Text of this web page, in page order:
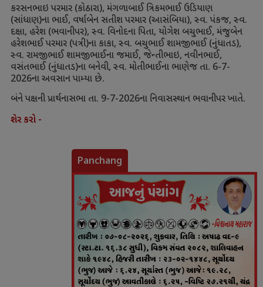
કરસનભાઇ પરમાર (કોઠારા), મંગળાબાઈ ત્રિકમભાઈ ઉડિયાણ
(સાંધાણ)ના ભાઈ, વર્ષાબેન સતીશ પરમાર (આસંબિયા), સ્વ. પંકજ, સ્વ.
દક્ષા, હરેશ (ભવાનીપર), સ્વ. વિનોદના પિતા, યોગેશ બચુભાઈ, મંજુબેન
હરેશભાઈ પરમાર (પત્રી)ના કાકા, સ્વ. બચુભાઈ શામજીભાઈ (નુંધાતડ),
સ્વ. રામજીભાઈ શામજીભાઈના જમાઈ, જેન્તીભાઇ, નવીનભાઈ,
વસંતભાઈ (નુંધાતડ)ના બનેવી, સ્વ. મોતીભાઈના ભાણેજ તા. 6-7-
2026ના અવસાન પામ્યા છે.
બંને પક્ષની પ્રાર્થનાસભા તા. 9-7-2026ના નિવાસસ્થાન ભવાનીપર ખાતે.
શેર કરો -
Panchang